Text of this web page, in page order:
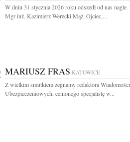
W dniu 31 stycznia 2026 roku odszedł od nas nagle
Mgr inż. Kazimierz Werecki Mąż, Ojciec,...
MARIUSZ FRAS KATOWICE
Z wielkim smutkiem żegnamy redaktora Wiadomości
Ubezpieczeniowych, cenionego specjalistę w...